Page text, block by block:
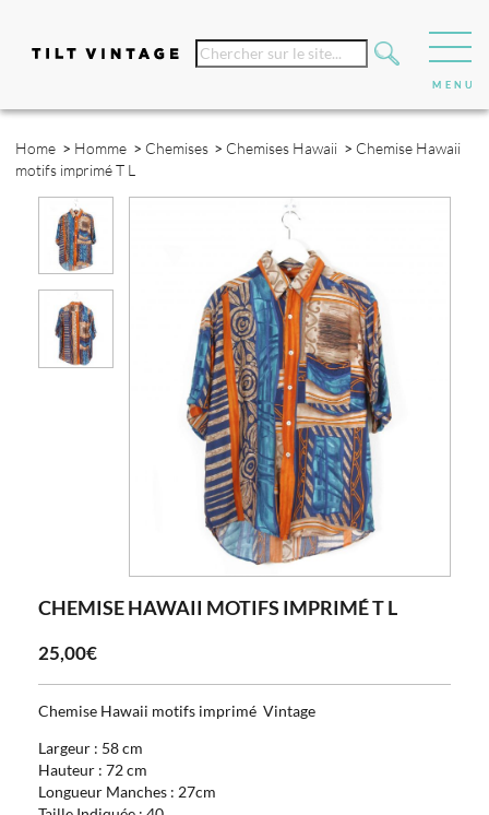
Home > Homme > Chemises > Chemises Hawaii > Chemise Hawaii
motifs imprimé T L
CHEMISE HAWAII MOTIFS IMPRIMÉ T L
25,00€
Chemise Hawaii motifs imprimé Vintage
Largeur : 58 cm
Hauteur : 72 cm
Longueur Manches : 27cm